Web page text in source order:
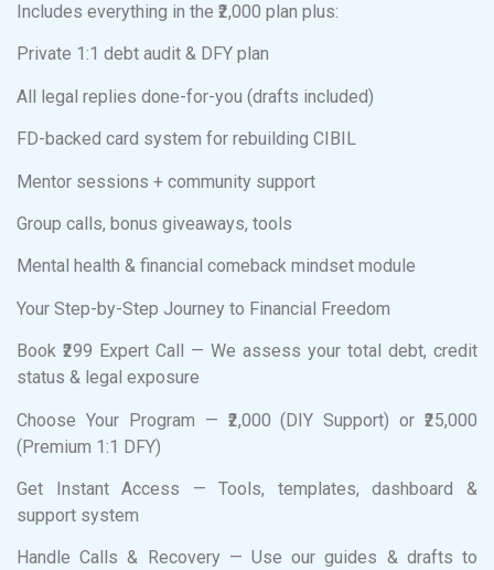
Includes everything in the ₹2,000 plan plus:
Private 1:1 debt audit & DFY plan
All legal replies done-for-you (drafts included)
FD-backed card system for rebuilding CIBIL
Mentor sessions + community support
Group calls, bonus giveaways, tools
Mental health & financial comeback mindset module
Your Step-by-Step Journey to Financial Freedom
Book ₹299 Expert Call — We assess your total debt, credit
status & legal exposure
Choose Your Program — ₹2,000 (DIY Support) or ₹25,000
(Premium 1:1 DFY)
Get Instant Access — Tools, templates, dashboard &
support system
Handle Calls & Recovery — Use our guides & drafts to